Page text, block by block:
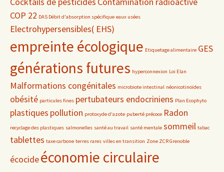
COP 22 DAS Débit d'absorption spécifique eaux usées
Electrohypersensibles( EHS)
empreinte écologique Etiquetage alimentaire GES
générations futures hyperconnexion Loi Elan
Malformations congénitales microbiote intestinal néonicotinoïdes
obésité particules fines pertubateurs endocriniens Plan Ecophyto
plastiques pollution protoxyde d'azote puberté précoce Radon
recyclage des plastiques salmonelles santé au travail santé mentale sommeil tabac
tablettes taxe carbone terres rares villes en transition Zone ZCR Grenoble
écocideéconomie circulaire